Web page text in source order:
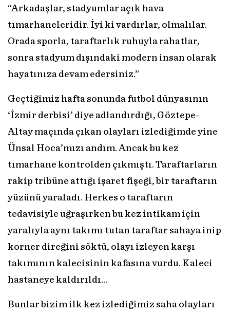
“Arkadaşlar, stadyumlar açık hava
tımarhaneleridir. İyi ki vardırlar, olmalılar.
Orada sporla, taraftarlık ruhuyla rahatlar,
sonra stadyum dışındaki modern insan olarak
hayatınıza devam edersiniz.”
Geçtiğimiz hafta sonunda futbol dünyasının
‘İzmir derbisi’ diye adlandırdığı, Göztepe-
Altay maçında çıkan olayları izlediğimde yine
Ünsal Hoca’mızı andım. Ancak bu kez
tımarhane kontrolden çıkmıştı. Taraftarların
rakip tribüne attığı işaret fişeği, bir taraftarın
yüzünü yaraladı. Herkes o taraftarın
tedavisiyle uğraşırken bu kez intikam için
yaralıyla aynı takımı tutan taraftar sahaya inip
korner direğini söktü, olayı izleyen karşı
takımının kalecisinin kafasına vurdu. Kaleci
hastaneye kaldırıldı…
Bunlar bizim ilk kez izlediğimiz saha olayları